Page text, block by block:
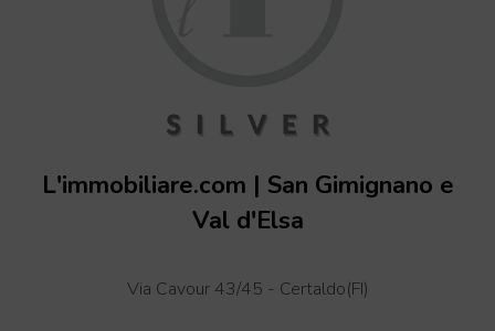
Leaflet
L'immobiliare.com | San Gimignano e
Val d'Elsa
Via Cavour 43/45 - Certaldo(FI)